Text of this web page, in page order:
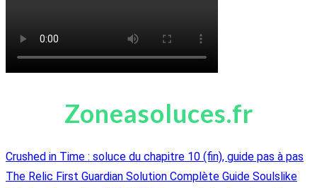
Zoneasoluces.fr
Crushed in Time : soluce du chapitre 10 (fin), guide pas à pas
The Relic First Guardian Solution Complète Guide Soulslike